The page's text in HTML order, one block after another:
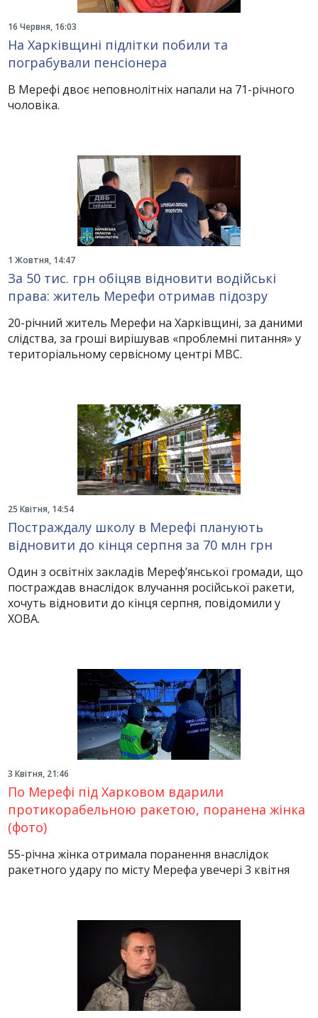
16 Червня, 16:03
На Харківщині підлітки побили та
пограбували пенсіонера
В Мерефі двоє неповнолітніх напали на 71-річного
чоловіка.
1 Жовтня, 14:47
За 50 тис. грн обіцяв відновити водійські
права: житель Мерефи отримав підозру
20-річний житель Мерефи на Харківщині, за даними
слідства, за гроші вирішував «проблемні питання» у
територіальному сервісному центрі МВС.
25 Квітня, 14:54
Постраждалу школу в Мерефі планують
відновити до кінця серпня за 70 млн грн
Один з освітніх закладів Мереф’янської громади, що
постраждав внаслідок влучання російської ракети,
хочуть відновити до кінця серпня, повідомили у
ХОВА.
3 Квітня, 21:46
По Мерефі під Харковом вдарили
протикорабельною ракетою, поранена жінка
(фото)
55-річна жінка отримала поранення внаслідок
ракетного удару по місту Мерефа увечері 3 квітня